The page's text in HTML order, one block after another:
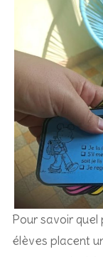
Pour savoir quel
élèves placent